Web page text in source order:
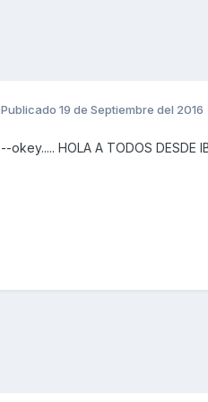
Publicado 19 de Septiembre del 2016
--okey..... HOLA A TODOS DESDE